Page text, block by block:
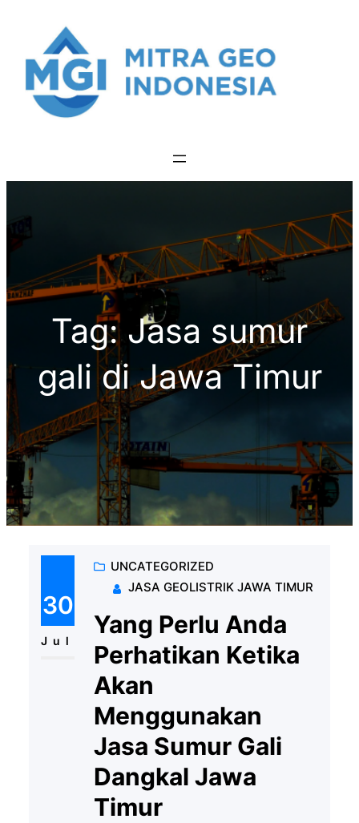
content
Tag:Jasa sumur
gali di Jawa Timur
30
Jul
UNCATEGORIZED
JASA GEOLISTRIK JAWA TIMUR
Yang Perlu Anda
Perhatikan Ketika
Akan
Menggunakan
Jasa Sumur Gali
Dangkal Jawa
Timur